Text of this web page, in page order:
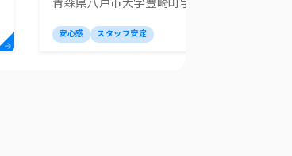
ター
青森県八戸市大字豊崎町字渋民4-1
安心感 スタッフ安定